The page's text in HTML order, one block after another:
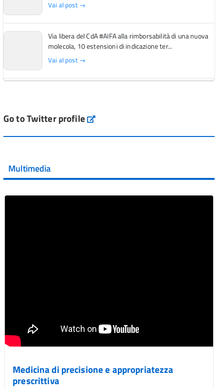
Vai al post →
Via libera del CdA #AIFA alla rimborsabilità di una nuova
molecola, 10 estensioni di indicazione ter...
Vai al post →
Vai al post →
Vai al post →
Go to Twitter profile aifa_ufficiale
Multimedia
Medicina di precisione e appropriatezza
prescrittiva